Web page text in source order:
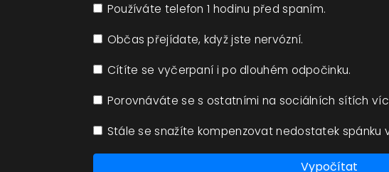
Používáte telefon 1 hodinu před spaním.
Občas přejídate, když jste nervózní.
Cítíte se vyčerpaní i po dlouhém odpočinku.
Porovnáváte se s ostatními na sociálních sítích
Stále se snažíte kompenzovat nedostatek spánku
Vypočítat